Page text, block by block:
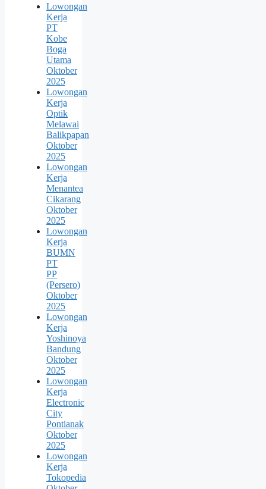
Lowongan
Kerja
PT
Kobe
Boga
Utama
Oktober
2025
Lowongan
Kerja
Optik
Melawai
Balikpapan
Oktober
2025
Lowongan
Kerja
Menantea
Cikarang
Oktober
2025
Lowongan
Kerja
BUMN
PT
PP
(Persero)
Oktober
2025
Lowongan
Kerja
Yoshinoya
Bandung
Oktober
2025
Lowongan
Kerja
Electronic
City
Pontianak
Oktober
2025
Lowongan
Kerja
Tokopedia